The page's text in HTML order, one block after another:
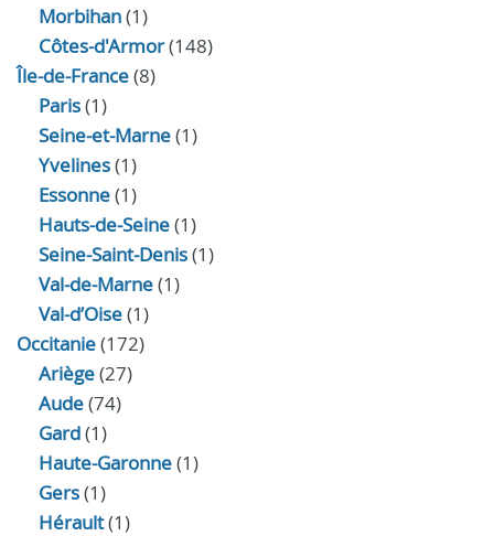
Morbihan(1)
Côtes-d'Armor(148)
Île-de-France(8)
Paris(1)
Seine-et-Marne(1)
Yvelines(1)
Essonne(1)
Hauts-de-Seine(1)
Seine-Saint-Denis(1)
Val-de-Marne(1)
Val-d’Oise(1)
Occitanie(172)
Ariège(27)
Aude(74)
Gard(1)
Haute-Garonne(1)
Gers(1)
Hérault(1)